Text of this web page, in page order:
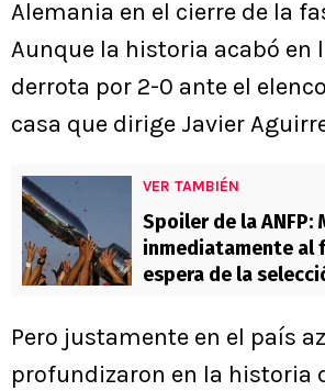
Alemania en el cierre de la
Aunque la historia acabó en
derrota por 2-0 ante el
casa que dirige Javier
VER TAMBIÉN
Spoiler de la ANFP:
inmediatamente al
espera de la
Pero justamente en el país
profundizaron en la historia